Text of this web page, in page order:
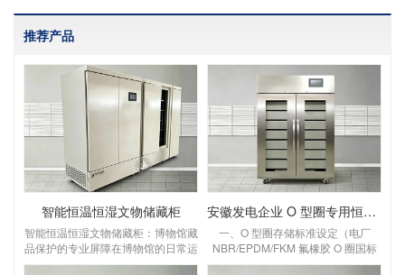
推荐产品
智能恒温恒湿文物储藏柜
智能恒温恒湿文物储藏柜：博物馆藏
品保护的专业屏障在博物馆的日常运
营中，文物的长期保存始终是核心课
安徽发电企业 O 型圈专用恒温恒湿储存柜
一、O 型圈存储标准设定（电厂
NBR/EPDM/FKM 氟橡胶 O 圈国标
要求）设定温湿度：温度 18～